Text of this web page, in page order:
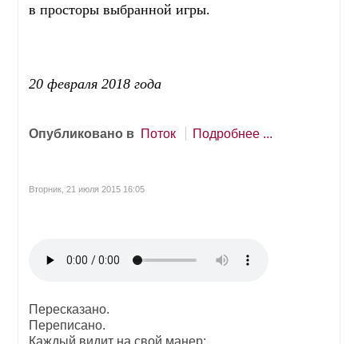
в просторы выбранной игры.
20 февраля 2018 года
Опубликовано в Поток Подробнее ...
Вторник, 21 июля 2015 16:05
Пересказано.
Переписано.
Каждый видит на свой манер: